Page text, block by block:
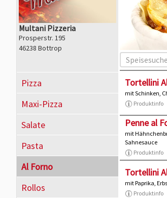
Multani Pizzeria
Prosperstr. 195
46238 Bottrop
Pizza
Maxi-Pizza
Salate
Pasta
Al Forno
Rollos
Tortellini
mit Schinken,
Produktinfo
Penne al
mit
Sahnesauce
Produktinfo
Tortellini
mit Paprika,
Produktinfo